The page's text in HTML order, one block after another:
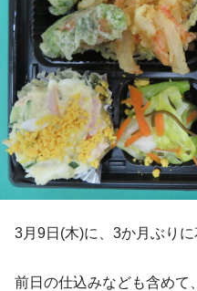
3月9日(木)に、3か月ぶりに
前日の仕込みなども含めて